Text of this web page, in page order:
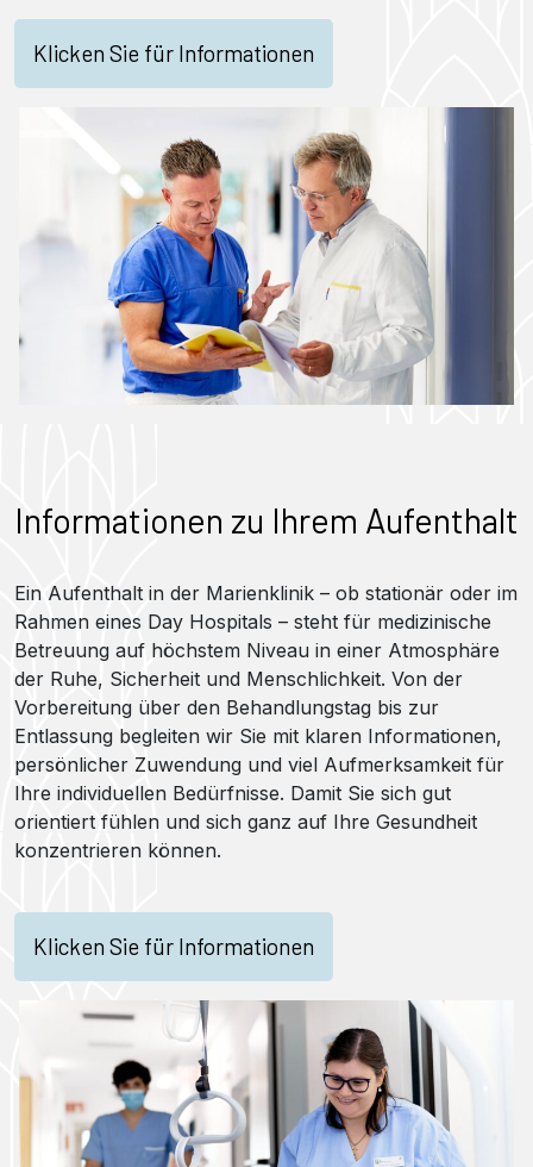
Klicken Sie für Informationen
Informationen zu Ihrem Aufenthalt
Ein Aufenthalt in der Marienklinik – ob stationär oder im
Rahmen eines Day Hospitals – steht für medizinische
Betreuung auf höchstem Niveau in einer Atmosphäre
der Ruhe, Sicherheit und Menschlichkeit. Von der
Vorbereitung über den Behandlungstag bis zur
Entlassung begleiten wir Sie mit klaren Informationen,
persönlicher Zuwendung und viel Aufmerksamkeit für
Ihre individuellen Bedürfnisse. Damit Sie sich gut
orientiert fühlen und sich ganz auf Ihre Gesundheit
konzentrieren können.
Klicken Sie für Informationen